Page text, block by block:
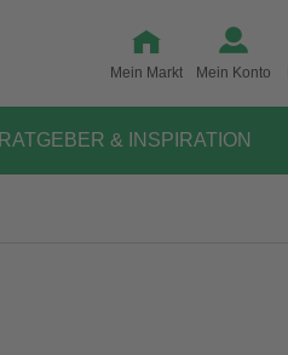
Mein Markt Mein Konto
RATGEBER & INSPIRATION